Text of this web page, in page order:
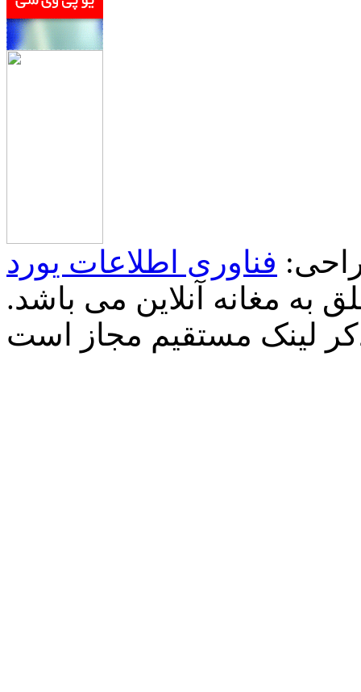
فناوری اطلاعات یورد
به مغانه آنلاین می باشد.